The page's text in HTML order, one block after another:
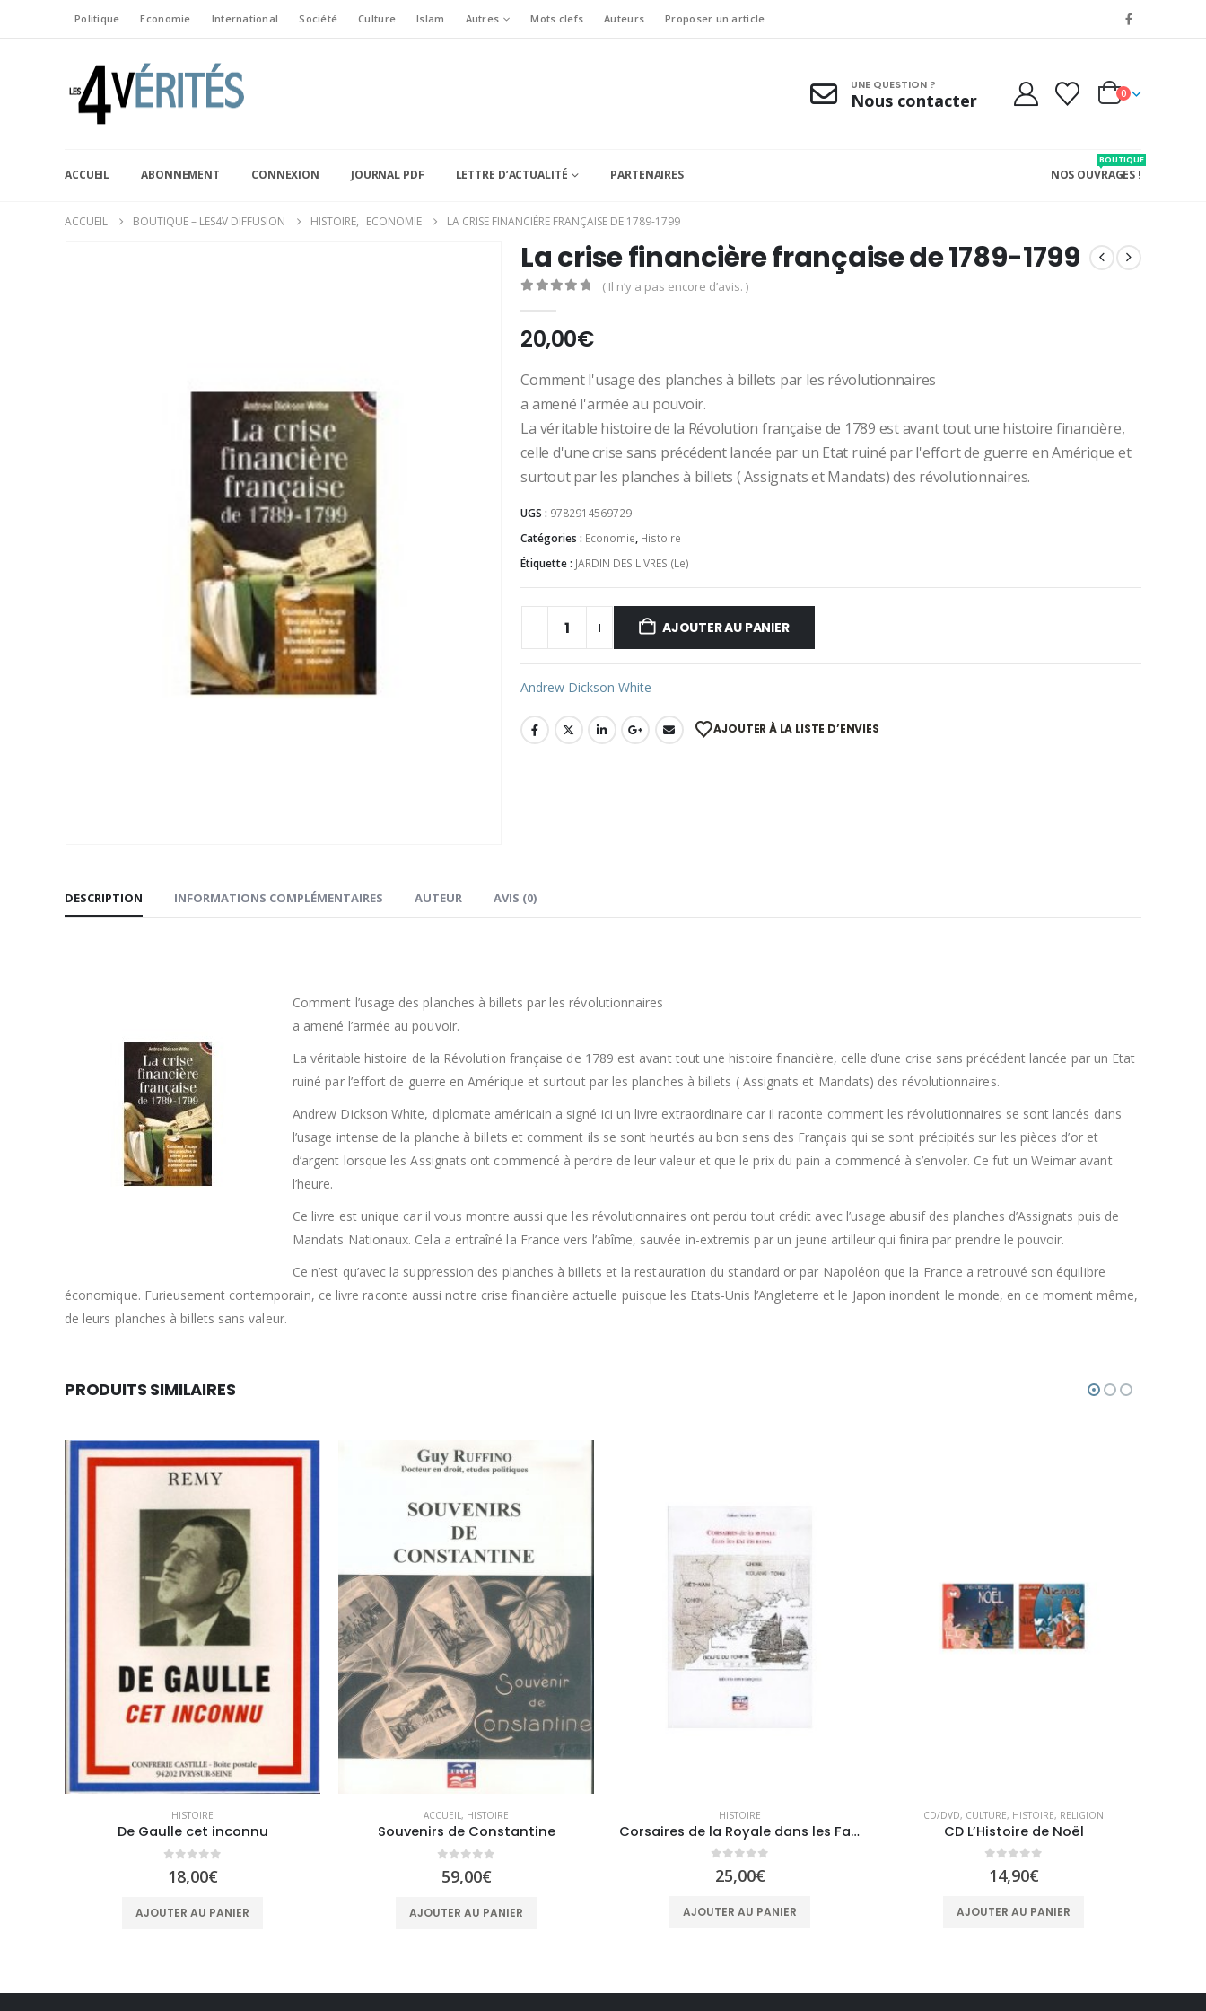
Politique Economie International Société Culture Islam Autres Mots clefs Auteurs Proposer un article
UNE QUESTION ?
Nous contacter 0
ACCUEIL ABONNEMENT CONNEXION JOURNAL PDF LETTRE D’ACTUALITÉ PARTENAIRES NOS OUVRAGES !
BOUTIQUE
ACCUEIL BOUTIQUE – LES4V DIFFUSION HISTOIRE, ECONOMIE LA CRISE FINANCIÈRE FRANÇAISE DE 1789-1799
La crise financière française de 1789-1799
( Il n’y a pas encore d’avis. )
20,00€
Comment l'usage des planches à billets par les révolutionnaires
a amené l'armée au pouvoir.
La véritable histoire de la Révolution française de 1789 est avant tout une histoire financière,
celle d'une crise sans précédent lancée par un Etat ruiné par l'effort de guerre en Amérique et
surtout par les planches à billets ( Assignats et Mandats) des révolutionnaires.
UGS : 9782914569729
Catégories : Economie, Histoire
Étiquette : JARDIN DES LIVRES (Le)
AJOUTER AU PANIER
Andrew Dickson White
AJOUTER À LA LISTE D’ENVIES
DESCRIPTION INFORMATIONS COMPLÉMENTAIRES AUTEUR AVIS (0)
Comment l’usage des planches à billets par les révolutionnaires
a amené l’armée au pouvoir.
La véritable histoire de la Révolution française de 1789 est avant tout une histoire financière, celle d’une crise sans précédent lancée par un Etat
ruiné par l’effort de guerre en Amérique et surtout par les planches à billets ( Assignats et Mandats) des révolutionnaires.
Andrew Dickson White, diplomate américain a signé ici un livre extraordinaire car il raconte comment les révolutionnaires se sont lancés dans
l’usage intense de la planche à billets et comment ils se sont heurtés au bon sens des Français qui se sont précipités sur les pièces d’or et
d’argent lorsque les Assignats ont commencé à perdre de leur valeur et que le prix du pain a commencé à s’envoler. Ce fut un Weimar avant
l’heure.
Ce livre est unique car il vous montre aussi que les révolutionnaires ont perdu tout crédit avec l’usage abusif des planches d’Assignats puis de
Mandats Nationaux. Cela a entraîné la France vers l’abîme, sauvée in-extremis par un jeune artilleur qui finira par prendre le pouvoir.
Ce n’est qu’avec la suppression des planches à billets et la restauration du standard or par Napoléon que la France a retrouvé son équilibre
économique. Furieusement contemporain, ce livre raconte aussi notre crise financière actuelle puisque les Etats-Unis l’Angleterre et le Japon inondent le monde, en ce moment même,
de leurs planches à billets sans valeur.
PRODUITS SIMILAIRES
HISTOIRE
De Gaulle cet inconnu
18,00€
AJOUTER AU PANIER
ACCUEIL, HISTOIRE
Souvenirs de Constantine
59,00€
AJOUTER AU PANIER
HISTOIRE
Corsaires de la Royale dans les Fai Tsi Long
25,00€
AJOUTER AU PANIER
CD/DVD, CULTURE, HISTOIRE, RELIGION
CD L’Histoire de Noël
14,90€
AJOUTER AU PANIER